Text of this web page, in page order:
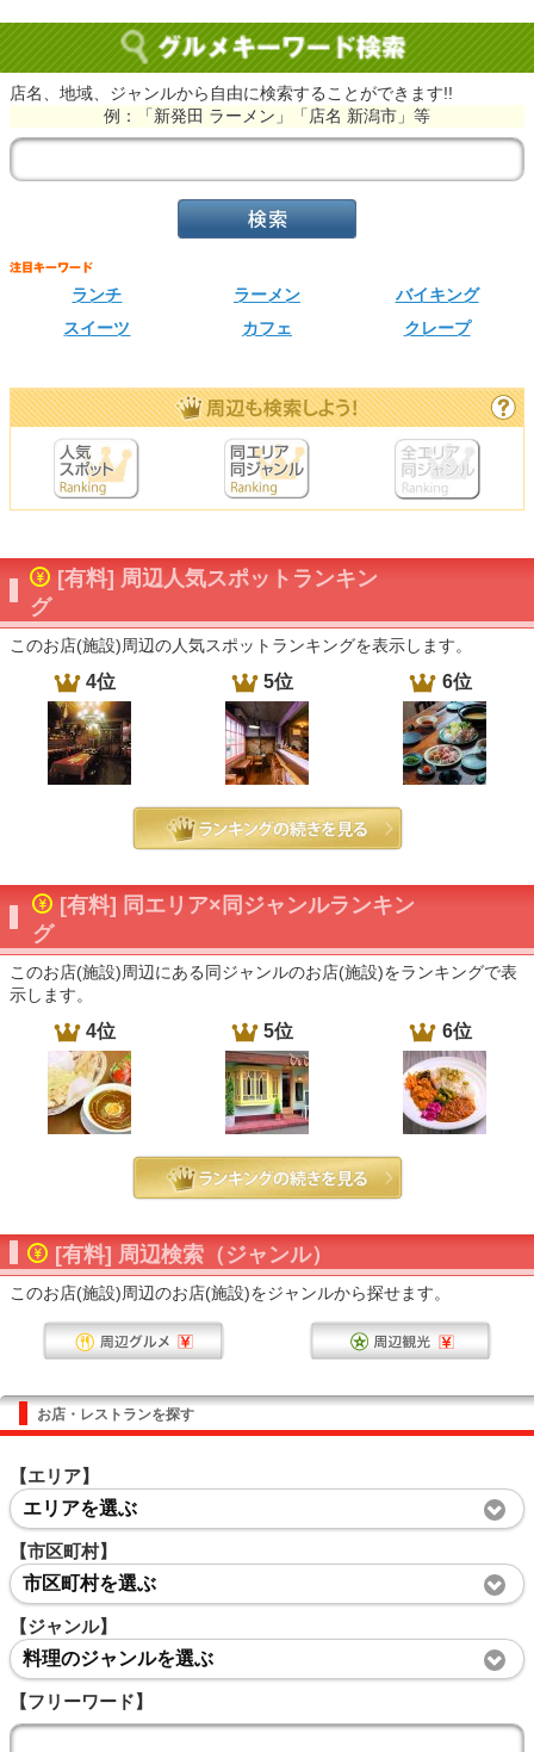
店名、地域、ジャンルから自由に検索することができます!!
例：「新発田 ラーメン」「店名 新潟市」等
ランチ ラーメン
バイキング
スイーツ
カフェ クレープ
[有料] 周辺人気スポットランキン
グ
このお店(施設)周辺の人気スポットランキングを表示します。
4位 5位 6位
[有料] 同エリア×同ジャンルランキン
グ
このお店(施設)周辺にある同ジャンルのお店(施設)をランキングで表
示します。
4位 5位 6位
[有料] 周辺検索（ジャンル）
このお店(施設)周辺のお店(施設)をジャンルから探せます。
お店・レストランを探す
【エリア】
エリアを選ぶ
【市区町村】
市区町村を選ぶ
【ジャンル】
料理のジャンルを選ぶ
【フリーワード】